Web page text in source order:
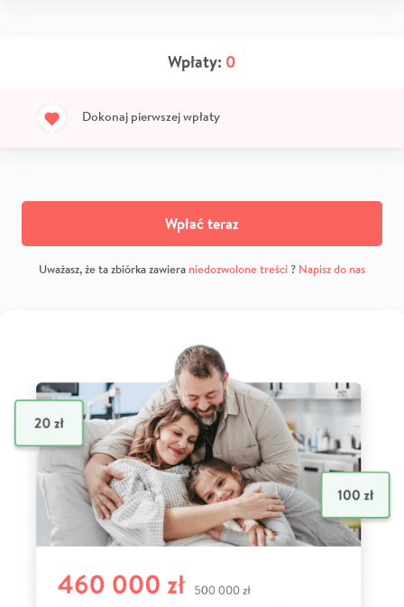
Wpłaty: 0
Dokonaj pierwszej wpłaty
Wpłać teraz
Uważasz, że ta zbiórka zawiera niedozwolone treści? Napisz do nas